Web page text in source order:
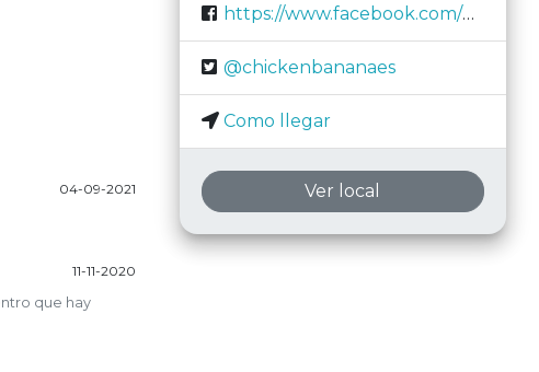
04-09-2021
11-11-2020
que hay
https://www.facebook.com/ChickenBananaBarcelona
@chickenbananaes
Como llegar
Ver local